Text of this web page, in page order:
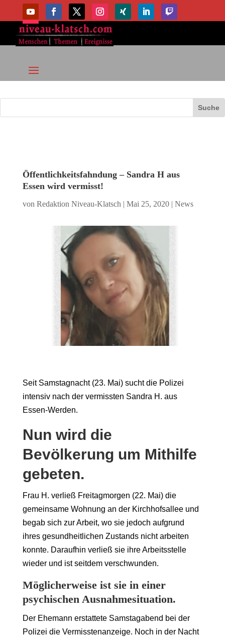
Öffentlichkeitsfahndung – Sandra H aus
Essen wird vermisst!
von Redaktion Niveau-Klatsch | Mai 25, 2020| News
Seit Samstagnacht (23. Mai) sucht die Polizei
intensiv nach der vermissten Sandra H. aus
Essen-Werden.
Nun wird die
Bevölkerung um Mithilfe
gebeten.
Frau H. verließ Freitagmorgen (22. Mai) die
gemeinsame Wohnung an der Kirchhofsallee und
begab sich zur Arbeit, wo sie jedoch aufgrund
ihres gesundheitlichen Zustands nicht arbeiten
konnte. Daraufhin verließ sie ihre Arbeitsstelle
wieder und ist seitdem verschwunden.
Möglicherweise ist sie in einer
psychischen Ausnahmesituation.
Der Ehemann erstattete Samstagabend bei der
Polizei die Vermisstenanzeige. Noch in der Nacht